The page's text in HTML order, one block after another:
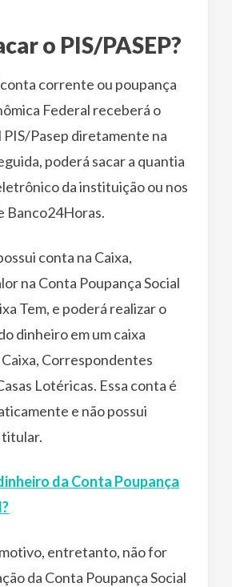
o PIS/PASEP?
corrente ou poupança
Federal receberá o
PIS/Pasep diretamente na
poderá sacar a quantia
da instituição ou nos
Banco24Horas.
conta na Caixa,
na Conta Poupança Social
Tem, e poderá realizar o
dinheiro em um caixa
Correspondentes
Lotéricas. Essa conta é
e não possui
titular.
da Conta Poupança
entretanto, não for
da Conta Poupança Social